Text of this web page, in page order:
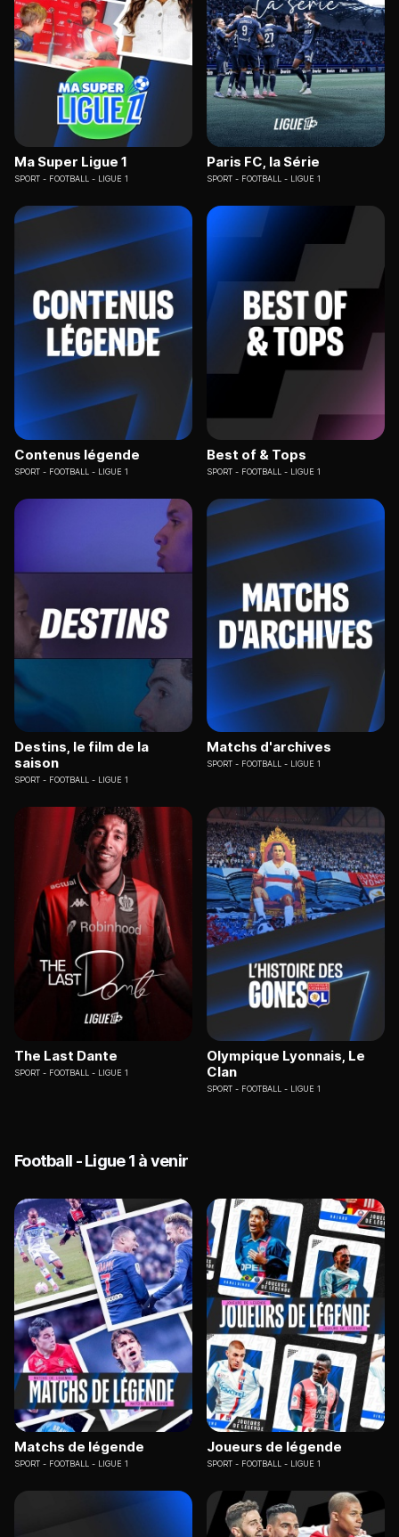
Ma Super Ligue 1
SPORT FOOTBALL - LIGUE 1
Paris FC, la Série
SPORT FOOTBALL - LIGUE 1
Contenus légende
SPORT FOOTBALL - LIGUE 1
Best of & Tops
SPORT FOOTBALL - LIGUE 1
Destins, le film de la
saison
SPORT FOOTBALL - LIGUE 1
Matchs d'archives
SPORT FOOTBALL - LIGUE 1
The Last Dante
SPORT FOOTBALL - LIGUE 1
Olympique Lyonnais, Le
Clan
SPORT FOOTBALL - LIGUE 1
Football - Ligue 1 à venir
Matchs de légende
SPORT FOOTBALL - LIGUE 1
Joueurs de légende
SPORT FOOTBALL - LIGUE 1